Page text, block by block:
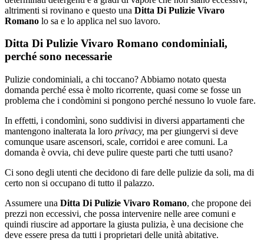
altrimenti si rovinano e questo una Ditta Di Pulizie Vivaro
Romano lo sa e lo applica nel suo lavoro.
Ditta Di Pulizie Vivaro Romano condominiali,
perché sono necessarie
Pulizie condominiali, a chi toccano? Abbiamo notato questa
domanda perché essa è molto ricorrente, quasi come se fosse un
problema che i condòmini si pongono perché nessuno lo vuole fare.
In effetti, i condomìni, sono suddivisi in diversi appartamenti che
mantengono inalterata la loro privacy, ma per giungervi si deve
comunque usare ascensori, scale, corridoi e aree comuni. La
domanda è ovvia, chi deve pulire queste parti che tutti usano?
Ci sono degli utenti che decidono di fare delle pulizie da soli, ma di
certo non si occupano di tutto il palazzo.
Assumere una Ditta Di Pulizie Vivaro Romano, che propone dei
prezzi non eccessivi, che possa intervenire nelle aree comuni e
quindi riuscire ad apportare la giusta pulizia, è una decisione che
deve essere presa da tutti i proprietari delle unità abitative.